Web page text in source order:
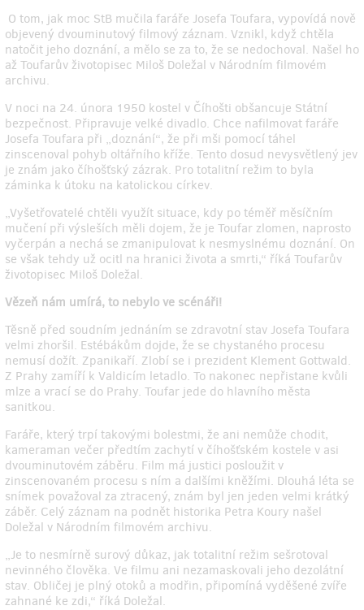
O tom, jak moc StB mučila faráře Josefa Toufara, vypovídá nově
objevený dvouminutový filmový záznam. Vznikl, když chtěla
natočit jeho doznání, a mělo se za to, že se nedochoval. Našel ho
až Toufarův životopisec Miloš Doležal v Národním filmovém
archivu.
V noci na 24. února 1950 kostel v Číhošti obšancuje Státní
bezpečnost. Připravuje velké divadlo. Chce nafilmovat faráře
Josefa Toufara při „doznání“, že při mši pomocí táhel
zinscenoval pohyb oltářního kříže. Tento dosud nevysvětlený jev
je znám jako číhošťský zázrak. Pro totalitní režim to byla
záminka k útoku na katolickou církev.
„Vyšetřovatelé chtěli využít situace, kdy po téměř měsíčním
mučení při výsleších měli dojem, že je Toufar zlomen, naprosto
vyčerpán a­ nechá se zmanipulovat k nesmyslnému doznání. On
se však tehdy už ocitl na hranici života a smrti,“ říká Toufarův
životopisec Miloš Doležal.
Vězeň nám umírá, to nebylo ve scénáři!
Těsně před soudním jednáním se zdravotní stav Josefa Toufara
velmi zhoršil. Estébákům dojde, že se chystaného procesu
nemusí dožít. Zpanikaří. Zlobí se i prezident Klement Gottwald.
Z Prahy zamíří k Valdicím letadlo. To nakonec nepřistane kvůli
mlze a vrací se do Prahy. Toufar jede do hlavního města
sanitkou.
Faráře, který trpí takovými bolestmi, že ani nemůže chodit,
kameraman večer předtím zachytí v číhošťském kostele v asi
dvouminutovém záběru. Film má justici posloužit v
zinscenovaném procesu s ním a dalšími kněžími. Dlouhá léta se
snímek považoval za ztracený, znám byl jen jeden velmi krátký
záběr. Celý záznam na podnět historika Petra Koury našel
Doležal v­ Národním filmovém archivu.
„Je to nesmírně surový důkaz, jak totalitní režim sešrotoval
nevinného člověka. Ve filmu ani nezamaskovali jeho dezolátní
stav. Obličej je plný otoků a ­modřin, připomíná vyděšené zvíře
zahnané ke zdi,“ říká Doležal.